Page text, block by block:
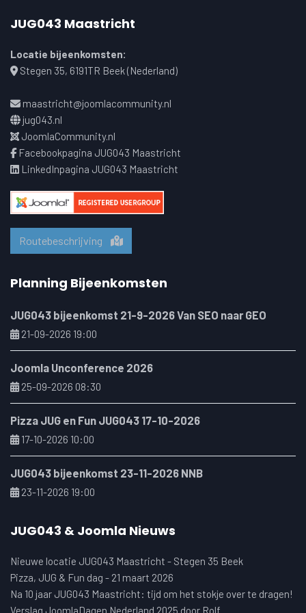
JUG043 Maastricht
Locatie bijeenkomsten:
Stegen 35, 6191TR Beek (Nederland)
maastricht@joomlacommunity.nl
jug043.nl
JoomlaCommunity.nl
Facebookpagina JUG043 Maastricht
LinkedInpagina JUG043 Maastricht
Routebeschrijving
Planning Bijeenkomsten
JUG043 bijeenkomst 21-9-2026 Van SEO naar GEO
21-09-2026 19:00
Joomla Unconference 2026
25-09-2026 08:30
Pizza JUG en Fun JUG043 17-10-2026
17-10-2026 10:00
JUG043 bijeenkomst 23-11-2026 NNB
23-11-2026 19:00
JUG043 & Joomla Nieuws
Nieuwe locatie JUG043 Maastricht - Stegen 35 Beek
Pizza, JUG & Fun dag - 21 maart 2026
Na 10 jaar JUG043 Maastricht: tijd om het stokje over te dragen!
Verslag JoomlaDagen Nederland 2025 door Rolf